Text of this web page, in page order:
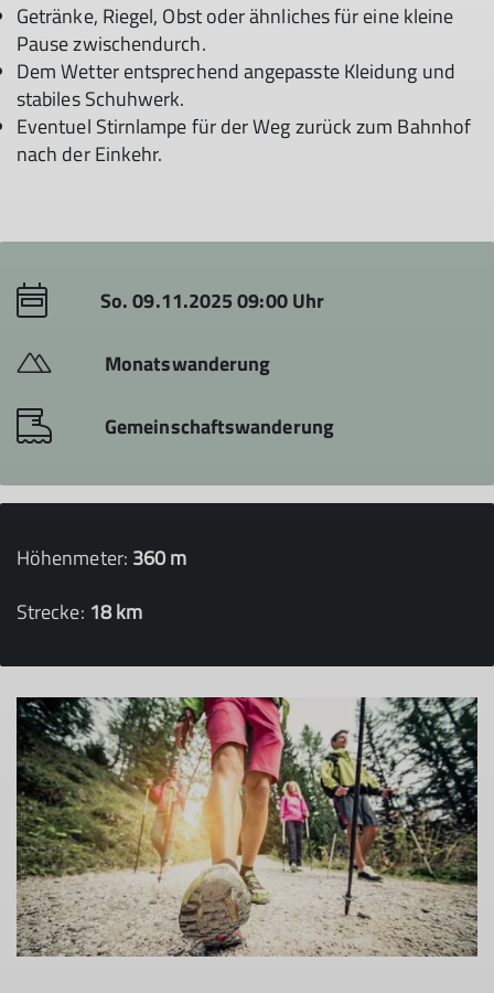
Getränke, Riegel, Obst oder ähnliches für eine kleine
Pause zwischendurch.
Dem Wetter entsprechend angepasste Kleidung und
stabiles Schuhwerk.
Eventuel Stirnlampe für der Weg zurück zum Bahnhof
nach der Einkehr.
So. 09.11.2025 09:00 Uhr
Monatswanderung
Gemeinschaftswanderung
Höhenmeter: 360 m
Strecke: 18 km